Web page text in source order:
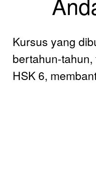
Kursus yang
bertahun-
HSK 6,